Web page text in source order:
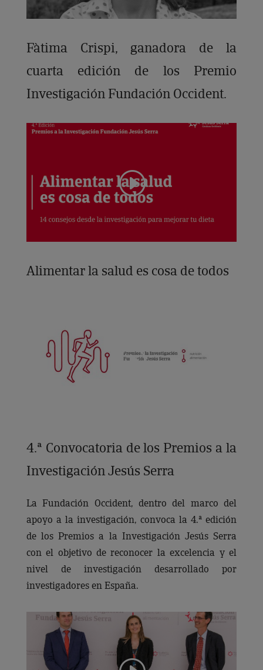
Fàtima Crispi, ganadora de la
cuarta edición de los Premio
Investigación Fundación Occident.
Alimentar la salud es cosa de todos
4.ª Convocatoria de los Premios a la
Investigación Jesús Serra
La Fundación Occident, dentro del marco del
apoyo a la investigación, convoca la 4.ª edición
de los Premios a la Investigación Jesús Serra
con el objetivo de reconocer la excelencia y el
nivel de investigación desarrollado por
investigadores en España.